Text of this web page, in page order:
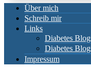
Über mich
Schreib mir
Links
Diabetes
Diabetes
Impressum